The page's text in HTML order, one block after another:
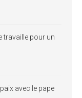
travaille pour un
avec le pape